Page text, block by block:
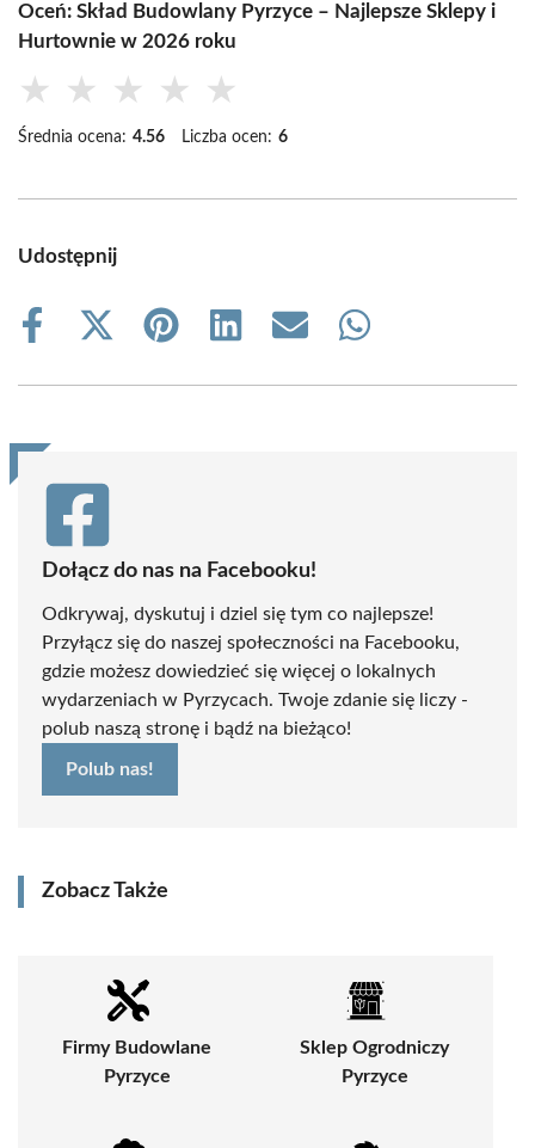
Oceń: Skład Budowlany Pyrzyce – Najlepsze Sklepy i
Hurtownie w 2026 roku
★ ★ ★ ★ ★
Średnia ocena: 4.56 Liczba ocen: 6
Udostępnij
Share
Share
(Twitter)
Share
Share
Share
Share
Dołącz do nas na Facebooku!
Odkrywaj, dyskutuj i dziel się tym co najlepsze!
Przyłącz się do naszej społeczności na Facebooku,
gdzie możesz dowiedzieć się więcej o lokalnych
wydarzeniach w Pyrzycach. Twoje zdanie się liczy -
polub naszą stronę i bądź na bieżąco!
Polub nas!
Zobacz Także
Firmy Budowlane
Pyrzyce
Sklep Ogrodniczy
Pyrzyce